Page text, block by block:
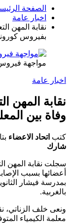
الصفحة
اخبار عامة
نقابة المهن
بفيروس
مواجهة
اخبار عامة
نقابة المهن
وفاة بين
كتب اتحاد الاعضاء
شارك
سجلت نقابة المهن
أعضائها بسبب
بمدرسة فيشار
بالغربية.
ونعى خلف الزناتي،
معلمة الكيمياء